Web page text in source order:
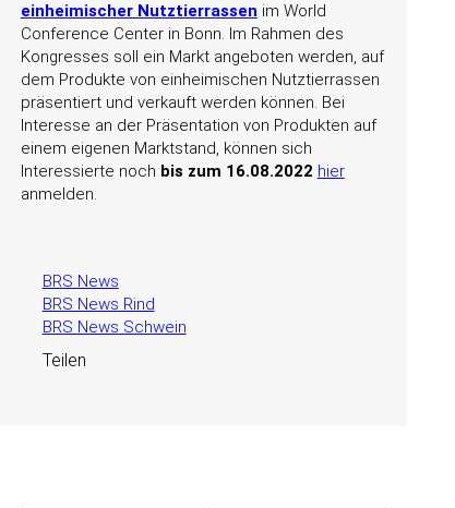
einheimischer Nutztierrassen im World
Conference Center in Bonn. Im Rahmen des
Kongresses soll ein Markt angeboten werden, auf
dem Produkte von einheimischen Nutztierrassen
präsentiert und verkauft werden können. Bei
Interesse an der Präsentation von Produkten auf
einem eigenen Marktstand, können sich
Interessierte noch bis zum 16.08.2022 hier
anmelden.
BRS News
BRS News Rind
BRS News Schwein
Teilen